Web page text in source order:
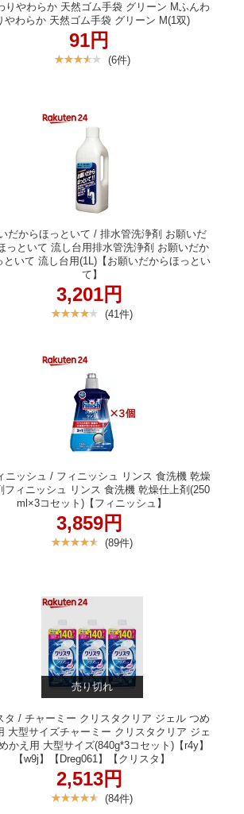
りやわらか 天然ゴム手袋 グリーン Mふんわ
やわらか 天然ゴム手袋 グリーン M(1双)
91円
(6件)
だからほっといて / 排水管洗浄剤 お願いだ
っといて 流し台用排水管洗浄剤 お願いだか
といて 流し台用(1L)【お願いだからほっとい
て】
3,201円
(41件)
ニッシュ / フィニッシュ リンス 食洗機 乾燥
フィニッシュ リンス 食洗機 乾燥仕上剤(250
ml×3コセット)【フィニッシュ】
3,859円
(89件)
売り切れ
タ / チャーミー クリスタクリア ジェル つめ
大型サイズチャーミー クリスタクリア ジェ
かえ用 大型サイズ(840g*3コセット)【r4y】
【w9j】【Dreg061】【クリスタ】
2,513円
(84件)